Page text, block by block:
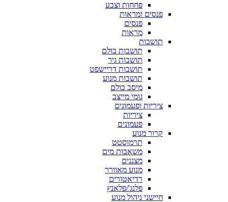
פחחות וצבע
פנסים ומראות
פנסים
מראות
תושבות
תושבות בולם
תושבות גיר
תושבות דריישפט
תושבות מנוע
מיסב בולם
גומי מייצב
ציריות ופעמונים
ציריות
פעמונים
קרור מנוע
תרמוסטט
משאבות מים
מצננים
מנוע מאוורר
רדיאטורים
פלנג'/פלאנץ
חיישני ניהול מנוע